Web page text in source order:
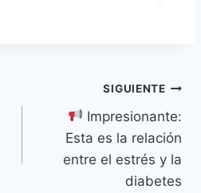
SIGUIENTE
Impresionante:
Esta es la relación
entre el estrés y la
diabetes